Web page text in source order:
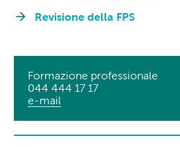
Revisione della FPS
Formazione professionale
044 444 17 17
e-mail